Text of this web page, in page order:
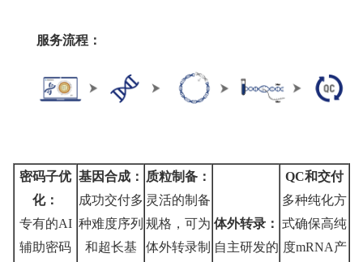
服务流程：
密码子优
化：
专有的AI
辅助密码
基因合成：
成功交付多
种难度序列
和超长基
质粒制备：
灵活的制备
规格，可为
体外转录制
体外转录：
自主研发的
QC和交付
多种纯化方
式确保高纯
度mRNA产